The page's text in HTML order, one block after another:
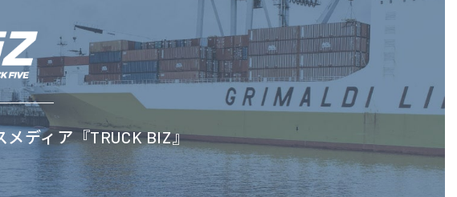
ディア『TRUCK BIZ』